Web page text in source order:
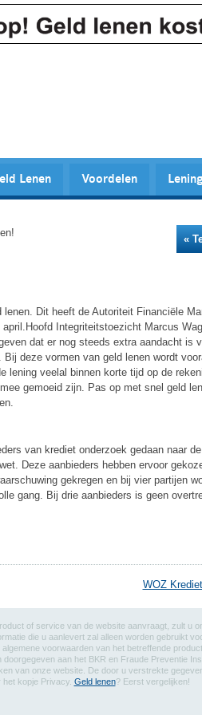
Lenen Voordelen
«
Dit heeft de Autoriteit Financiële
Integriteitstoezicht Marcus
dat er nog steeds extra aandacht is
deze vormen van geld lenen wordt
lening veelal binnen korte tijd op de
gemoeid zijn. Pas op met snel geld
van krediet onderzoek gedaan naar
Deze aanbieders hebben ervoor
gekregen en bij vier partijen
gang. Bij drie aanbieders is geen
WOZ
of service van de website aanvraagt, zult u
die u aanlevert zal alleen worden gebruikt
voorwaarden van het betreffende
doorgegeven aan het BKR en Fraude Preventie
van onze website. De door u verstrekte
kopje Privacy. Geld lenen? Eerst vergelijken!